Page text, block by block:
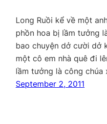
Long Ruồi kể về một
phồn hoa bị lầm tưởng
bao chuyện dở cười dở
một cô em nhà quê đi
lầm tưởng là công chúa
September 2, 2011